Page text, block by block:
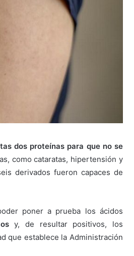
dos proteínas para que no se
como cataratas, hipertensión y
derivados fueron capaces de
poner a prueba los ácidos
y, de resultar positivos, los
que establece la Administración